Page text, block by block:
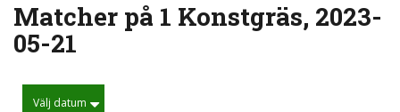
Matcher på 1 Konstgräs, 2023-
05-21
Välj datum